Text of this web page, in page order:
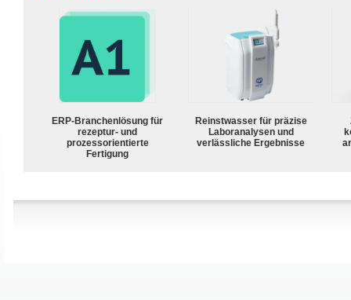
ERP-Branchenlösung für
rezeptur- und
prozessorientierte
Fertigung
Reinstwasser für präzise
Laboranalysen und
verlässliche Ergebnisse